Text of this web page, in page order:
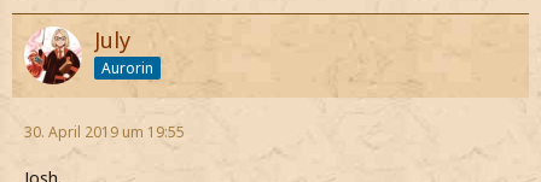
July
Aurorin
30. April 2019 um 19:55